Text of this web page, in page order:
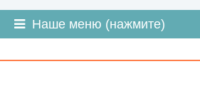
Наше меню (нажмите)